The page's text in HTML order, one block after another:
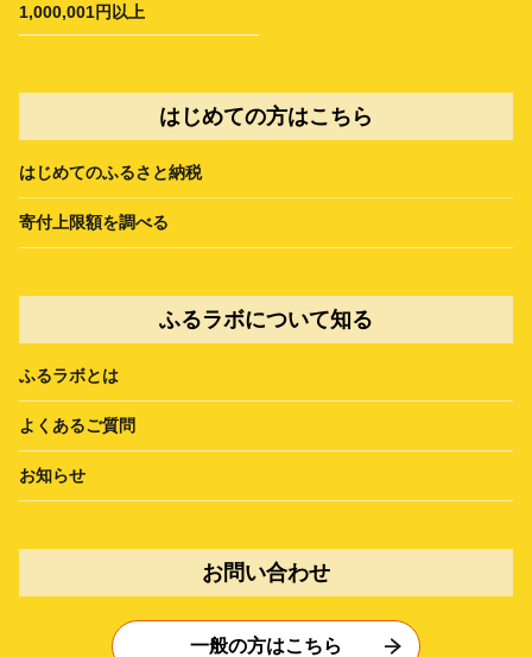
1,000,001円以上
はじめての方はこちら
はじめてのふるさと納税
寄付上限額を調べる
ふるラボについて知る
ふるラボとは
よくあるご質問
お知らせ
お問い合わせ
一般の方はこちら